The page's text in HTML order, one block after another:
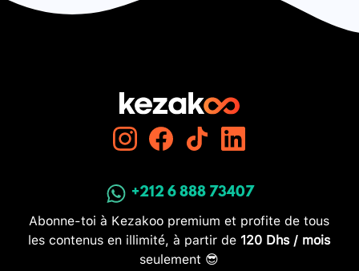
+212 6 888 73407
Abonne-toi à Kezakoo premium et profite de tous
les contenus en illimité, à partir de 120 Dhs / mois
seulement 😎